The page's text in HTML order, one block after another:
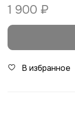
1 900 ₽
В избранное